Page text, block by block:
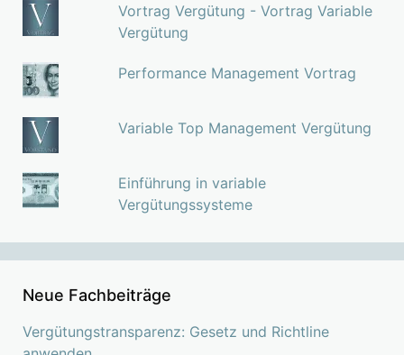
Vortrag Vergütung - Vortrag Variable
Vergütung
Performance Management Vortrag
Variable Top Management Vergütung
Einführung in variable
Vergütungssysteme
Neue Fachbeiträge
Vergütungstransparenz: Gesetz und Richtline